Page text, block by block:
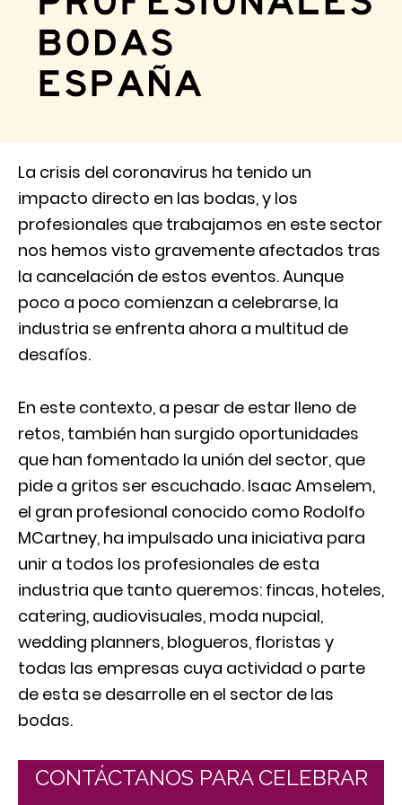
La crisis del coronavirus ha tenido un
impacto directo en las bodas, y los
profesionales que trabajamos en este sector
nos hemos visto gravemente afectados tras
la cancelación de estos eventos. Aunque
poco a poco comienzan a celebrarse, la
industria se enfrenta ahora a multitud de
desafíos.
En este contexto, a pesar de estar lleno de
retos, también han surgido oportunidades
que han fomentado la unión del sector, que
pide a gritos ser escuchado. Isaac Amselem,
el gran profesional conocido como Rodolfo
MCartney, ha impulsado una iniciativa para
unir a todos los profesionales de esta
industria que tanto queremos: fincas, hoteles,
catering, audiovisuales, moda nupcial,
wedding planners, blogueros, floristas y
todas las empresas cuya actividad o parte
de esta se desarrolle en el sector de las
bodas.
CONTÁCTANOS PARA CELEBRAR